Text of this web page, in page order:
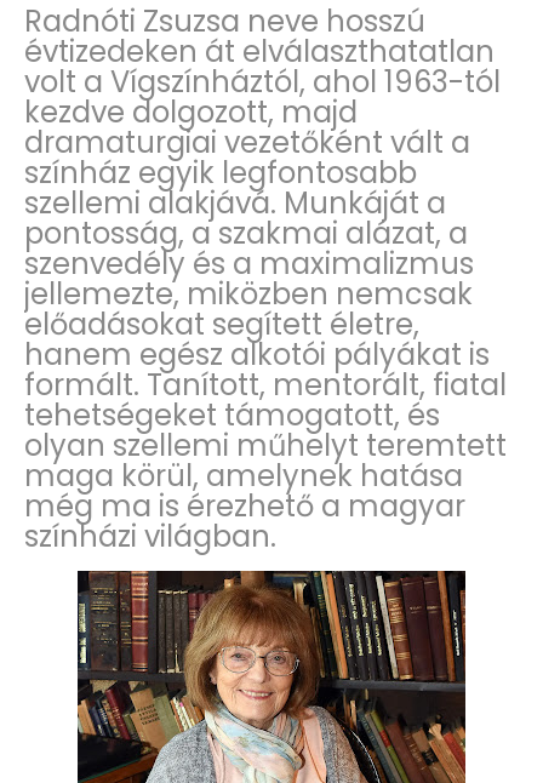
Radnóti Zsuzsa neve hosszú
évtizedeken át elválaszthatatlan
volt a Vígszínháztól, ahol 1963-tól
kezdve dolgozott, majd
dramaturgiai vezetőként vált a
színház egyik legfontosabb
szellemi alakjává. Munkáját a
pontosság, a szakmai alázat, a
szenvedély és a maximalizmus
jellemezte, miközben nemcsak
előadásokat segített életre,
hanem egész alkotói pályákat is
formált. Tanított, mentorált, fiatal
tehetségeket támogatott, és
olyan szellemi műhelyt teremtett
maga körül, amelynek hatása
még ma is érezhető a magyar
színházi világban.